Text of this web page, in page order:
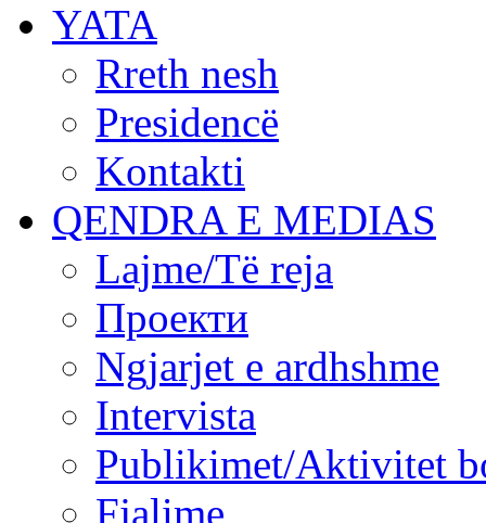
YATA
Rreth nesh
Presidencë
Kontakti
QENDRA E MEDIAS
Lajme/Të reja
Проекти
Ngjarjet e ardhshme
Intervista
Publikimet/Aktivitet
Fjalime